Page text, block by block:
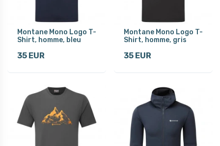
Montane Mono Logo T-
Shirt, homme, bleu
35 EUR
Montane Mono Logo T-
Shirt, homme, gris
35 EUR